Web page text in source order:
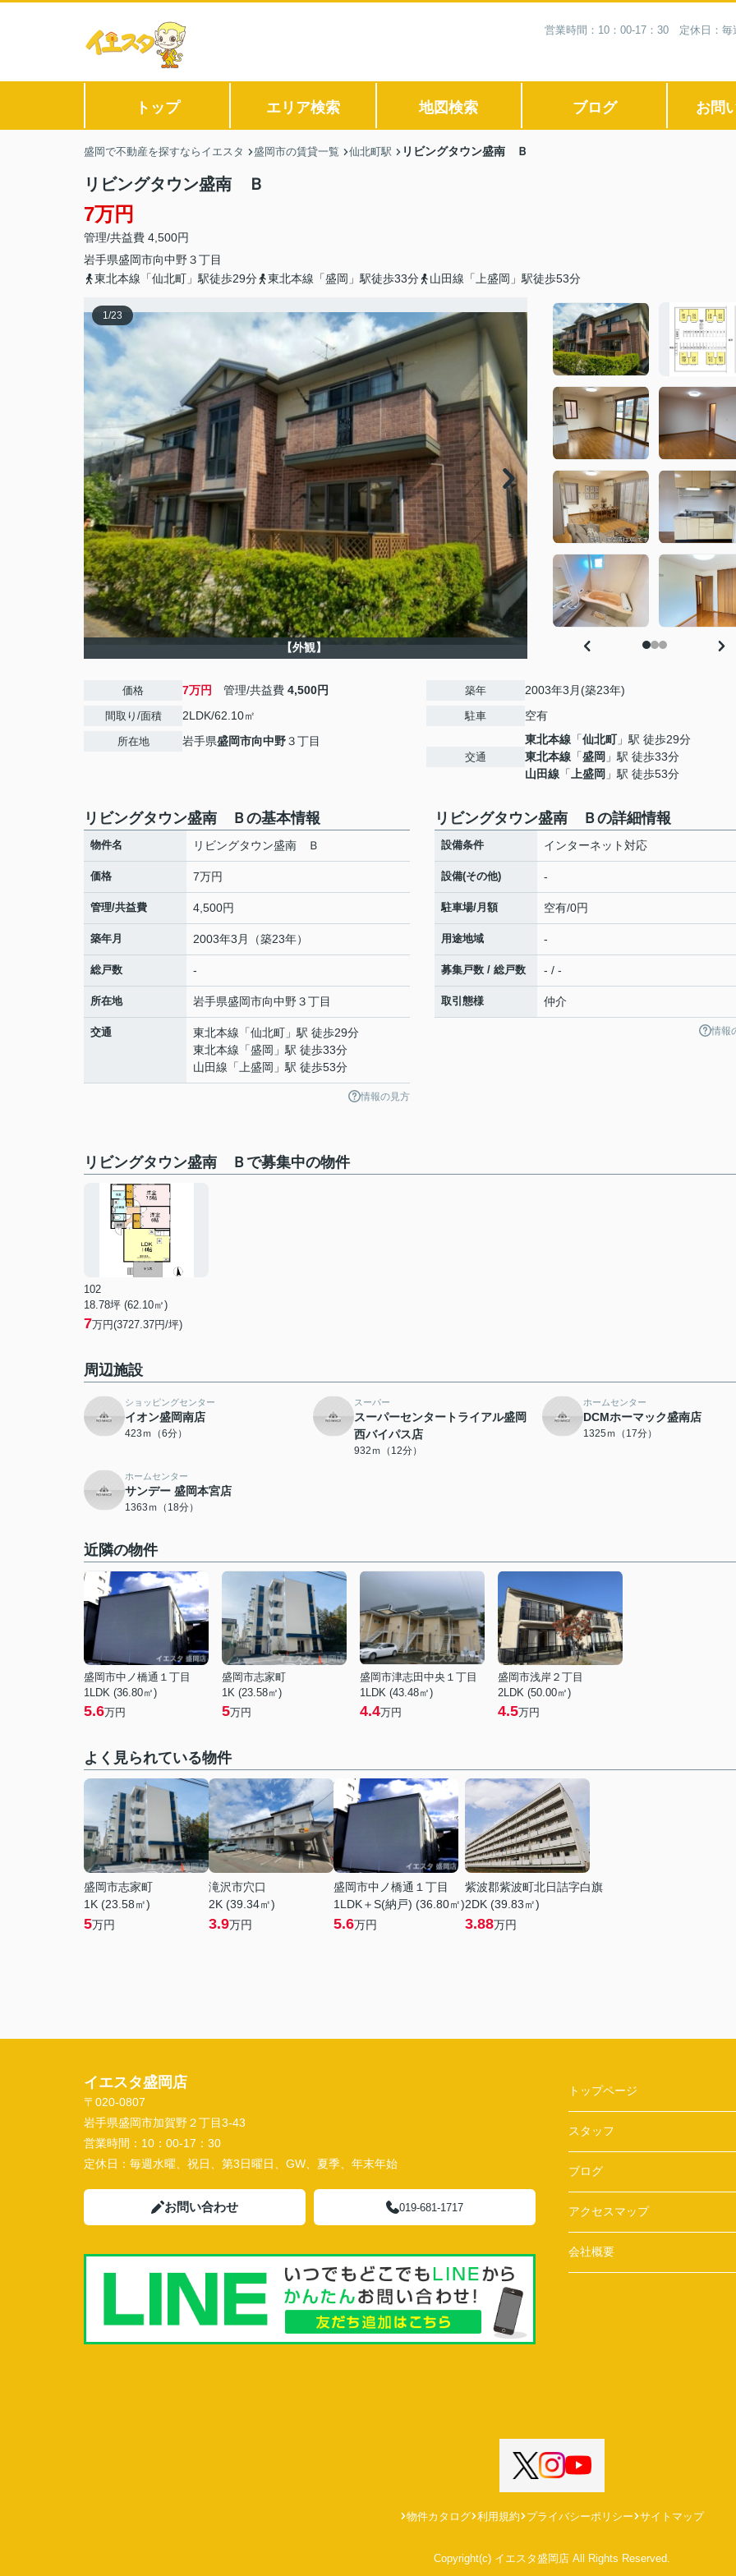
営業時間：10：00-17：30 定休日：毎
トップ エリア検索 地図検索 ブログ お問
盛岡で不動産を探すならイエスタ 盛岡市の賃貸一覧 仙北町駅 リビングタウン盛南 Ｂ
リビングタウン盛南 Ｂ
7万円
管理/共益費 4,500円
岩手県盛岡市向中野３丁目
東北本線「仙北町」駅徒歩29分
東北本線「盛岡」駅徒歩33分 山田線「上盛岡」駅徒歩53分
1/23
【外観】
価格 7万円 管理/共益費 4,500円
間取り/面積 2LDK/62.10㎡
所在地 岩手県盛岡市向中野３丁目
築年 2003年3月(築23年)
駐車 空有
交通
東北本線 「仙北町」駅 徒歩29分
東北本線 「盛岡 」駅 徒歩33分
山田線 「 上盛岡 」駅 徒歩53分
リビングタウン盛南 Ｂの基本情報
物件名 リビングタウン盛南 Ｂ
価格 7万円
管理/共益費 4,500円
築年月 2003年3月（築23年）
総戸数 -
所在地 岩手県盛岡市向中野３丁目
交通 東北本線 「仙北町 」駅 徒歩29分
東北本線 「盛岡 」駅 徒歩33分
山田線 「 上盛岡 」駅 徒歩53分
情報の見方
リビングタウン盛南 Ｂの詳細情報
設備条件 インターネット対応
設備(その他) -
駐車場/月額 空有/0円
用途地域 -
募集戸数 / 総戸数 - / -
取引態様 仲介
情報
リビングタウン盛南 Ｂで募集中の物件
102
18.78坪 (62.10㎡)
7万円(3727.37円/坪)
周辺施設
ショッピングセンター
イオン盛岡南店
423ｍ（6分）
スーパー
スーパーセンタートライアル盛岡
西バイパス店
932ｍ（12分）
ホームセンター
DCMホーマック盛南店
1325ｍ（17分）
ホームセンター
サンデー 盛岡本宮店
1363ｍ（18分）
近隣の物件
盛岡市中ノ橋通１丁目
1LDK (36.80㎡)
5.6万円
盛岡市志家町
1K (23.58㎡)
5万円
盛岡市津志田中央１丁目
1LDK (43.48㎡)
4.4万円
盛岡市浅岸２丁目
2LDK (50.00㎡)
4.5万円
よく見られている物件
盛岡市志家町
1K (23.58㎡)
5万円
滝沢市穴口
2K (39.34㎡)
3.9万円
盛岡市中ノ橋通１丁目
1LDK＋S(納戸) (36.80㎡)
5.6万円
紫波郡紫波町北日詰字白旗
2DK (39.83㎡)
3.88万円
イエスタ盛岡店
〒020-0807
岩手県盛岡市加賀野２丁目3-43
営業時間： 10：00-17：30
定休日： 毎週水曜、祝日、第3日曜日、GW、夏季、年末年始
お問い合わせ 019-681-1717
トップページ
スタッフ
ブログ
アクセスマップ
会社概要
物件カタログ 利用規約 プライバシーポリシー サイトマップ
Copyright(c) イエスタ盛岡店 All Rights Reserved.